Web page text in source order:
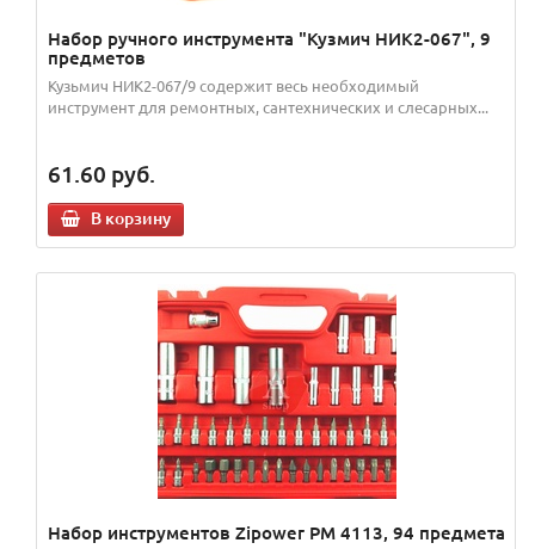
Набор ручного инструмента "Кузмич НИК2-067", 9
предметов
Кузьмич НИК2-067/9 содержит весь необходимый
инструмент для ремонтных, сантехнических и слесарных...
61.60 руб.
В корзину
Набор инструментов Zipower PM 4113, 94 предмета